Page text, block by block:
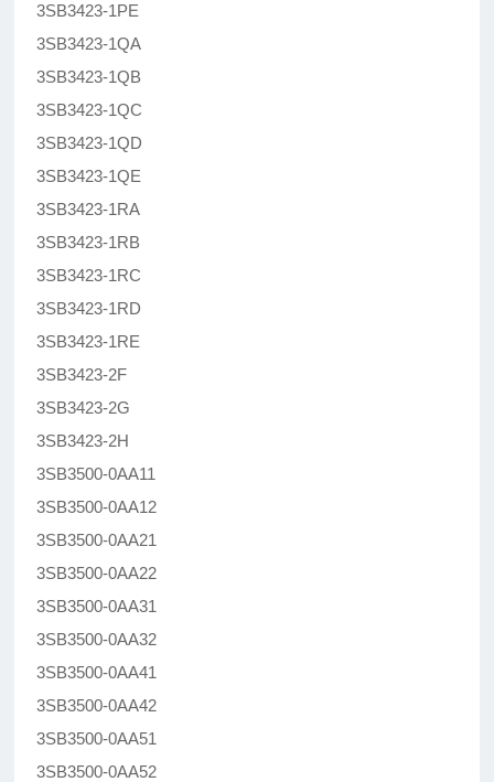
3SB3423-1PE
3SB3423-1QA
3SB3423-1QB
3SB3423-1QC
3SB3423-1QD
3SB3423-1QE
3SB3423-1RA
3SB3423-1RB
3SB3423-1RC
3SB3423-1RD
3SB3423-1RE
3SB3423-2F
3SB3423-2G
3SB3423-2H
3SB3500-0AA11
3SB3500-0AA12
3SB3500-0AA21
3SB3500-0AA22
3SB3500-0AA31
3SB3500-0AA32
3SB3500-0AA41
3SB3500-0AA42
3SB3500-0AA51
3SB3500-0AA52